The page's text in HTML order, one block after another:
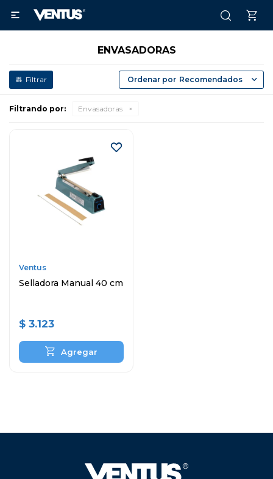

ENVASADORAS
Recomendados
Filtrando por: Envasadoras
Ventus
Selladora Manual 40 cm
$ 3.123